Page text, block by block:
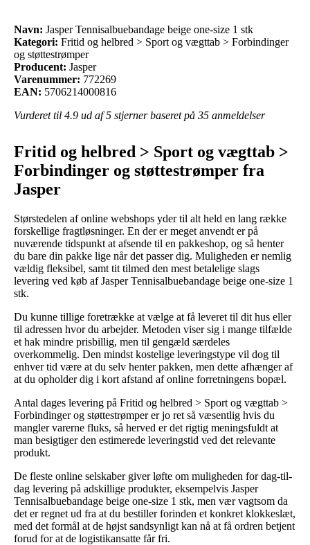
Navn: Jasper Tennisalbuebandage beige one-size 1 stk
Kategori: Fritid og helbred > Sport og vægttab > Forbindinger
og støttestrømper
Producent: Jasper
Varenummer: 772269
EAN: 5706214000816
Vurderet til 4.9 ud af 5 stjerner baseret på 35 anmeldelser
Fritid og helbred > Sport og vægttab >
Forbindinger og støttestrømper fra
Jasper
Størstedelen af online webshops yder til alt held en lang række
forskellige fragtløsninger. En der er meget anvendt er på
nuværende tidspunkt at afsende til en pakkeshop, og så henter
du bare din pakke lige når det passer dig. Muligheden er nemlig
vældig fleksibel, samt tit tilmed den mest betalelige slags
levering ved køb af Jasper Tennisalbuebandage beige one-size 1
stk.
Du kunne tillige foretrække at vælge at få leveret til dit hus eller
til adressen hvor du arbejder. Metoden viser sig i mange tilfælde
et hak mindre prisbillig, men til gengæld særdeles
overkommelig. Den mindst kostelige leveringstype vil dog til
enhver tid være at du selv henter pakken, men dette afhænger af
at du opholder dig i kort afstand af online forretningens bopæl.
Antal dages levering på Fritid og helbred > Sport og vægttab >
Forbindinger og støttestrømper er jo ret så væsentlig hvis du
mangler varerne fluks, så herved er det rigtig meningsfuldt at
man besigtiger den estimerede leveringstid ved det relevante
produkt.
De fleste online selskaber giver løfte om muligheden for dag-til-
dag levering på adskillige produkter, eksempelvis Jasper
Tennisalbuebandage beige one-size 1 stk, men vær vagtsom da
det er regnet ud fra at du bestiller forinden et konkret klokkeslæt,
med det formål at de højst sandsynligt kan nå at få ordren betjent
forud for at de logistikansatte får fri.